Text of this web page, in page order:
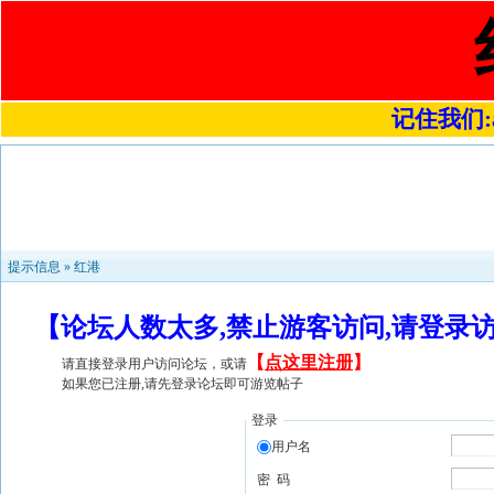
记住我们
提示信息 » 红港
【论坛人数太多,禁止游客访问,请登
请直接登录用户访问论坛，或请 【 点这里注册】
如果您已注册,请先登录论坛即可游览帖子
登录
用户名
密 码